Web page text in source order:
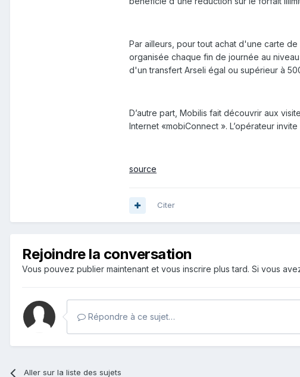
Par ailleurs, pour tout achat d'une carte
organisée chaque fin de journée au
d'un transfert Arseli égal ou supérieur à
D’autre part, Mobilis fait découvrir aux
Internet «mobiConnect ». L’opérateur
source
Citer
Rejoindre la conversation
Vous pouvez publier maintenant et vous inscrire plus tard. Si vous
Répondre à ce sujet…
Aller sur la liste des sujets